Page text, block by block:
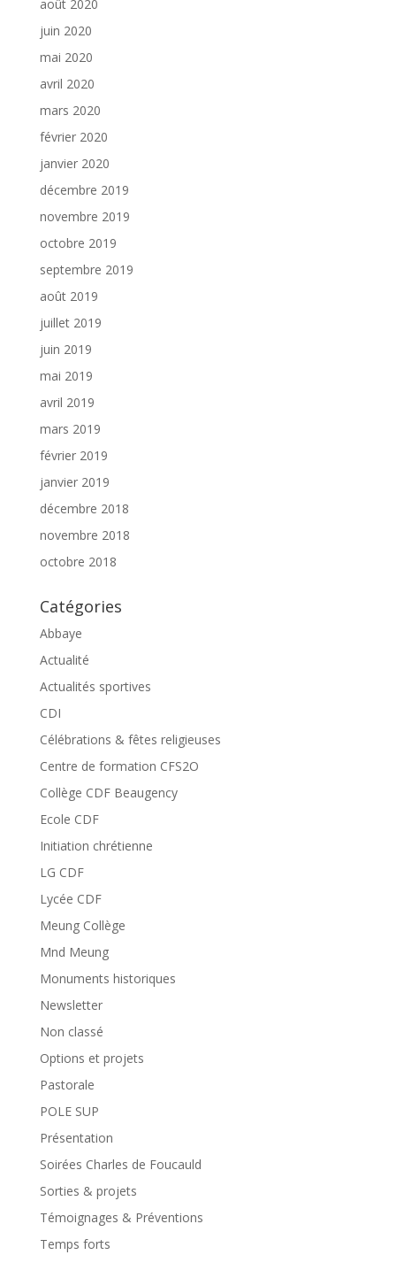
août 2020
juin 2020
mai 2020
avril 2020
mars 2020
février 2020
janvier 2020
décembre 2019
novembre 2019
octobre 2019
septembre 2019
août 2019
juillet 2019
juin 2019
mai 2019
avril 2019
mars 2019
février 2019
janvier 2019
décembre 2018
novembre 2018
octobre 2018
Catégories
Abbaye
Actualité
Actualités sportives
CDI
Célébrations & fêtes religieuses
Centre de formation CFS2O
Collège CDF Beaugency
Ecole CDF
Initiation chrétienne
LG CDF
Lycée CDF
Meung Collège
Mnd Meung
Monuments historiques
Newsletter
Non classé
Options et projets
Pastorale
POLE SUP
Présentation
Soirées Charles de Foucauld
Sorties & projets
Témoignages & Préventions
Temps forts